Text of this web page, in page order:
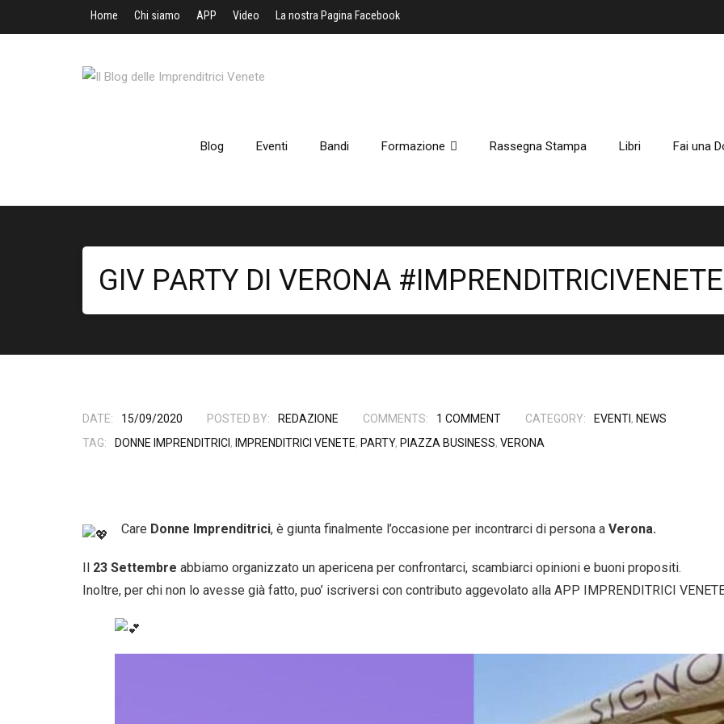
Home Chi siamo APP Video La nostra Pagina Facebook
Blog Eventi Bandi Formazione Rassegna Stampa Libri Fai una
GIV PARTY DI VERONA #IMPRENDITRICIVENETE
DATE: 15/09/2020 POSTED BY: REDAZIONE COMMENTS: 1 COMMENT CATEGORY: EVENTI , NEWS
TAG:
DONNE IMPRENDITRICI , IMPRENDITRICI VENETE, PARTY, PIAZZA BUSINESS, VERONA
Care Donne Imprenditrici, è giunta finalmente l’occasione per incontrarci di persona a Verona.
Il 23 Settembre abbiamo organizzato un apericena per confrontarci, scambiarci opinioni e buoni propositi.
Inoltre, per chi non lo avesse già fatto, puo’ iscriversi con contributo aggevolato alla APP IMPRENDITRICI